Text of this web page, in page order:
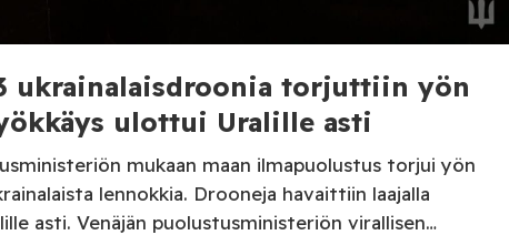
ukrainalaisdroonia torjuttiin yön
ulottui Uralille asti
mukaan maan ilmapuolustus torjui yön
lennokkia. Drooneja havaittiin laajalla
asti. Venäjän puolustusministeriön virallisen